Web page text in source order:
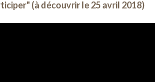
(à découvrir le 25 avril 2018)